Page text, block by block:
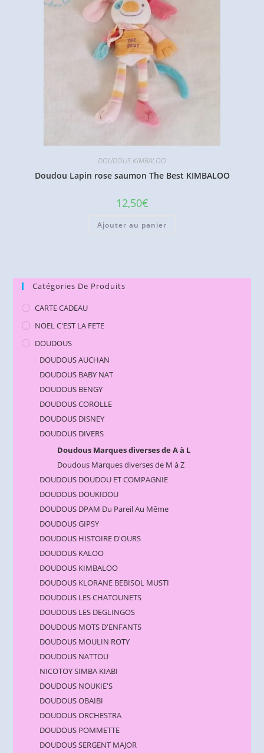
DOUDOUS KIMBALOO
Doudou Lapin rose saumon The Best KIMBALOO
12,50€
Ajouter au panier
Catégories De Produits
CARTE CADEAU
NOEL C'EST LA FETE
DOUDOUS
DOUDOUS AUCHAN
DOUDOUS BABY NAT
DOUDOUS BENGY
DOUDOUS COROLLE
DOUDOUS DISNEY
DOUDOUS DIVERS
Doudous Marques diverses de A à L
Doudous Marques diverses de M à Z
DOUDOUS DOUDOU ET COMPAGNIE
DOUDOUS DOUKIDOU
DOUDOUS DPAM Du Pareil Au Même
DOUDOUS GIPSY
DOUDOUS HISTOIRE D'OURS
DOUDOUS KALOO
DOUDOUS KIMBALOO
DOUDOUS KLORANE BEBISOL MUSTI
DOUDOUS LES CHATOUNETS
DOUDOUS LES DEGLINGOS
DOUDOUS MOTS D'ENFANTS
DOUDOUS MOULIN ROTY
DOUDOUS NATTOU
NICOTOY SIMBA KIABI
DOUDOUS NOUKIE'S
DOUDOUS OBAIBI
DOUDOUS ORCHESTRA
DOUDOUS POMMETTE
DOUDOUS SERGENT MAJOR